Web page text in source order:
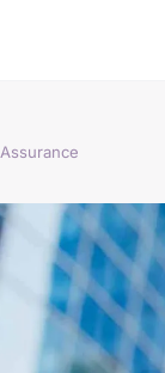
Assurance